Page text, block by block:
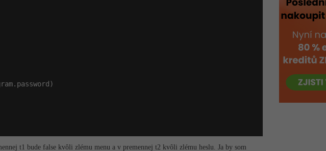
t1 bude false kvôli zlému menu a v premennej t2 kvôli zlému heslu. Ja by som